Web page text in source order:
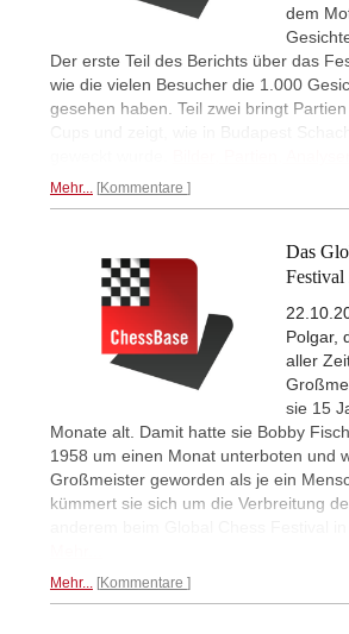
dem
Der erste Teil des Berichts über das
wie die vielen Besucher die 1.000
gesehen haben. Teil zwei bringt
Cups und zeigt, wie in Budapest
Mehr... Kommentare
Das
Polgar,
aller
sie 15
Monate alt. Damit hatte sie Bobby
1958 um einen Monat unterboten und
Großmeister geworden als je ein
kümmert sie sich um die Verbreitung
Mehr... Kommentare